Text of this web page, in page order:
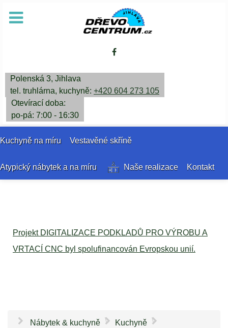
Polenská 3, Jihlava
tel. truhlárna, kuchyně: +420 604 273 105
Otevírací doba:
po-pá: 7:00 - 16:30
Kuchyně na míru Vestavěné skříně
Atypický nábytek a na míru Naše realizace Kontakt
Projekt DIGITALIZACE PODKLADŮ PRO VÝROBU A
VRTACÍ CNC byl spolufinancován Evropskou unií.
Nábytek & kuchyně \ Kuchyně \